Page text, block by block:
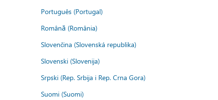
Português (Portugal)
Română (România)
Slovenčina (Slovenská republika)
Slovenski (Slovenija)
Srpski (Rep. Srbija i Rep. Crna Gora)
Suomi (Suomi)